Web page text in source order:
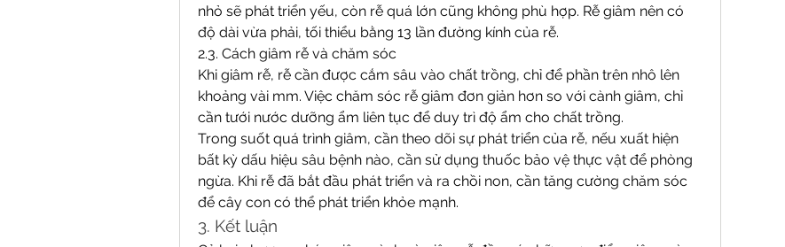
nhỏ sẽ phát triển yếu, còn rễ quá lớn cũng không phù hợp. Rễ giâm nên có
độ dài vừa phải, tối thiểu bằng 13 lần đường kính của rễ.
2.3. Cách giâm rễ và chăm sóc
Khi giâm rễ, rễ cần được cắm sâu vào chất trồng, chỉ để phần trên nhô lên
khoảng vài mm. Việc chăm sóc rễ giâm đơn giản hơn so với cành giâm, chỉ
cần tưới nước dưỡng ẩm liên tục để duy trì độ ẩm cho chất trồng.
Trong suốt quá trình giâm, cần theo dõi sự phát triển của rễ, nếu xuất hiện
bất kỳ dấu hiệu sâu bệnh nào, cần sử dụng thuốc bảo vệ thực vật để phòng
ngừa. Khi rễ đã bắt đầu phát triển và ra chồi non, cần tăng cường chăm sóc
để cây con có thể phát triển khỏe mạnh.
3. Kết luận